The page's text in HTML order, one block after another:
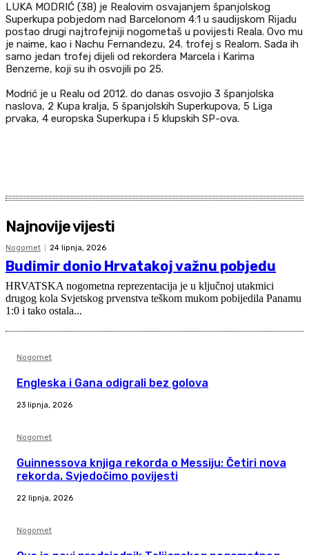
LUKA MODRIĆ (38) je Realovim osvajanjem španjolskog
Superkupa pobjedom nad Barcelonom 4:1 u saudijskom Rijadu
postao drugi najtrofejniji nogometaš u povijesti Reala. Ovo mu
je naime, kao i Nachu Fernandezu, 24. trofej s Realom. Sada ih
samo jedan trofej dijeli od rekordera Marcela i Karima
Benzeme, koji su ih osvojili po 25.
Modrić je u Realu od 2012. do danas osvojio 3 španjolska
naslova, 2 Kupa kralja, 5 španjolskih Superkupova, 5 Liga
prvaka, 4 europska Superkupa i 5 klupskih SP-ova.
Najnovije vijesti
Nogomet 24 lipnja, 2026
Budimir donio Hrvatakoj važnu pobjedu
HRVATSKA nogometna reprezentacija je u ključnoj utakmici
drugog kola Svjetskog prvenstva teškom mukom pobijedila Panamu
1:0 i tako ostala...
Nogomet
Engleska i Gana odigrali bez golova
23 lipnja, 2026
Nogomet
Guinnessova knjiga rekorda o Messiju: Četiri nova
rekorda. Svjedočimo povijesti
22 lipnja, 2026
Nogomet